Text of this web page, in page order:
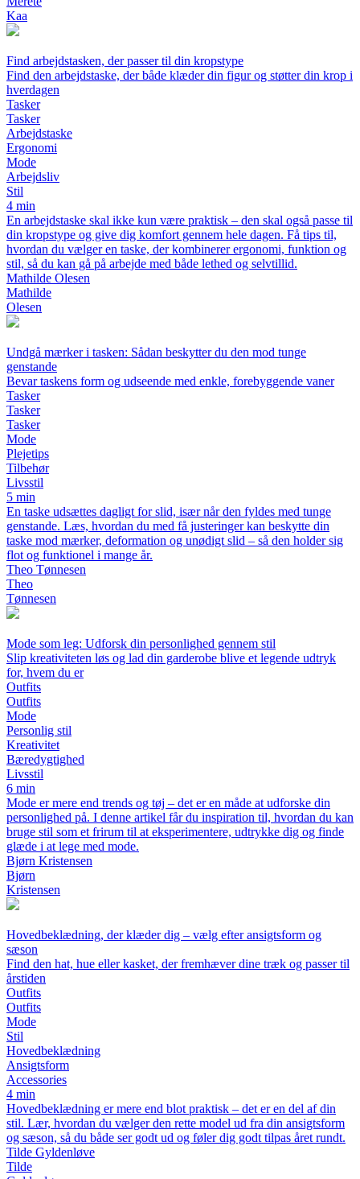
Kaa
Find arbejdstasken, der passer til din kropstype
Find den arbejdstaske, der både klæder din figur og støtter din krop i
hverdagen
Tasker
Tasker
Arbejdstaske
Ergonomi
Mode
Arbejdsliv
Stil
4 min
En arbejdstaske skal ikke kun være praktisk – den skal også passe til
din kropstype og give dig komfort gennem hele dagen. Få tips til,
hvordan du vælger en taske, der kombinerer ergonomi, funktion og
stil, så du kan gå på arbejde med både lethed og selvtillid.
Mathilde Olesen
Mathilde
Olesen
Undgå mærker i tasken: Sådan beskytter du den mod tunge
genstande
Bevar taskens form og udseende med enkle, forebyggende vaner
Tasker
Tasker
Tasker
Mode
Plejetips
Tilbehør
Livsstil
5 min
En taske udsættes dagligt for slid, især når den fyldes med tunge
genstande. Læs, hvordan du med få justeringer kan beskytte din
taske mod mærker, deformation og unødigt slid – så den holder sig
flot og funktionel i mange år.
Theo Tønnesen
Theo
Tønnesen
Mode som leg: Udforsk din personlighed gennem stil
Slip kreativiteten løs og lad din garderobe blive et legende udtryk
for, hvem du er
Outfits
Outfits
Mode
Personlig stil
Kreativitet
Bæredygtighed
Livsstil
6 min
Mode er mere end trends og tøj – det er en måde at udforske din
personlighed på. I denne artikel får du inspiration til, hvordan du kan
bruge stil som et frirum til at eksperimentere, udtrykke dig og finde
glæde i at lege med mode.
Bjørn Kristensen
Bjørn
Kristensen
Hovedbeklædning, der klæder dig – vælg efter ansigtsform og
sæson
Find den hat, hue eller kasket, der fremhæver dine træk og passer til
årstiden
Outfits
Outfits
Mode
Stil
Hovedbeklædning
Ansigtsform
Accessories
4 min
Hovedbeklædning er mere end blot praktisk – det er en del af din
stil. Lær, hvordan du vælger den rette model ud fra din ansigtsform
og sæson, så du både ser godt ud og føler dig godt tilpas året rundt.
Tilde Gyldenløve
Tilde